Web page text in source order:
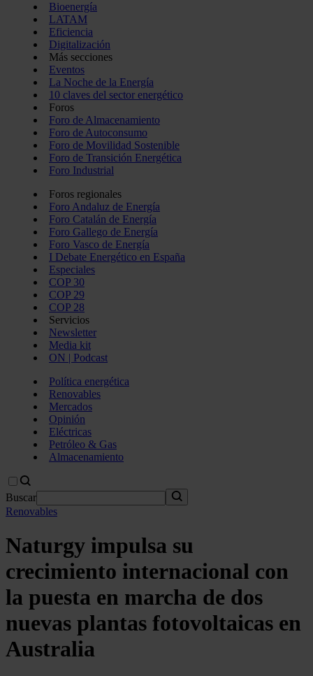
Bioenergía
LATAM
Eficiencia
Digitalización
Más secciones
Eventos
La Noche de la Energía
10 claves del sector energético
Foros
Foro de Almacenamiento
Foro de Autoconsumo
Foro de Movilidad Sostenible
Foro de Transición Energética
Foro Industrial
Foros regionales
Foro Andaluz de Energía
Foro Catalán de Energía
Foro Gallego de Energía
Foro Vasco de Energía
I Debate Energético en España
Especiales
COP 30
COP 29
COP 28
Servicios
Newsletter
Media kit
ON | Podcast
Política energética
Renovables
Mercados
Opinión
Eléctricas
Petróleo & Gas
Almacenamiento
Buscar
Renovables
Naturgy impulsa su
crecimiento internacional con
la puesta en marcha de dos
nuevas plantas fotovoltaicas en
Australia